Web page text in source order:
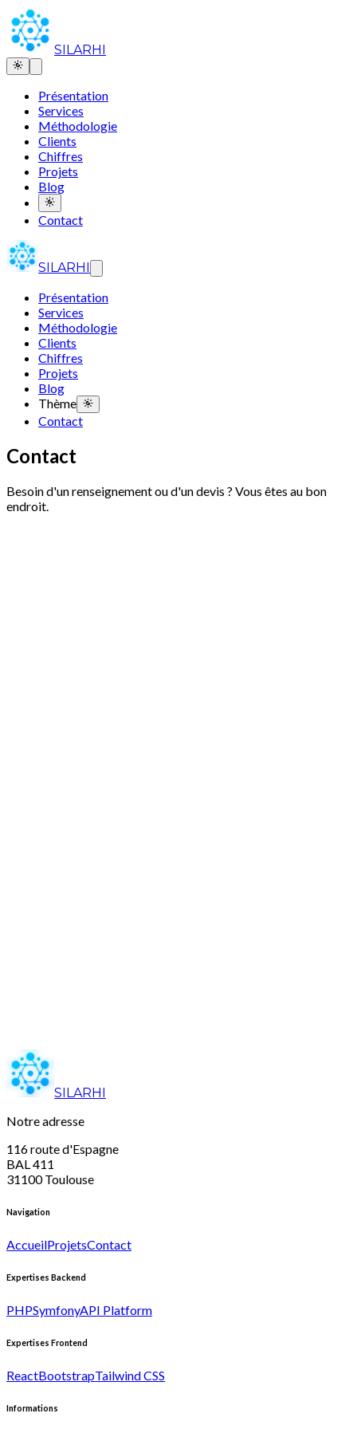
SILARHI
Présentation
Services
Méthodologie
Clients
Chiffres
Projets
Blog
Contact
SILARHI
Présentation
Services
Méthodologie
Clients
Chiffres
Projets
Blog
Thème
Contact
Contact
Besoin d'un renseignement ou d'un devis ? Vous êtes au bon
endroit.
SILARHI
Notre adresse
116 route d'Espagne
BAL 411
31100 Toulouse
Navigation
AccueilProjetsContact
Expertises Backend
PHPSymfonyAPI Platform
Expertises Frontend
ReactBootstrapTailwind CSS
Informations